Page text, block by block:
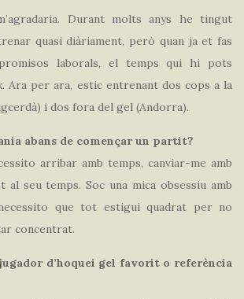
Durant molts anys he tingut
quasi diàriament, però quan ja et fas
laborals, el temps qui hi pots
Ara per ara, estic entrenant dos cops a la
i dos fora del gel (Andorra).
abans de començar un partit?
arribar amb temps, canviar-me amb
seu temps. Soc una mica obsessiu amb
que tot estigui quadrat per no
concentrat.
d’hoquei gel favorit o referència